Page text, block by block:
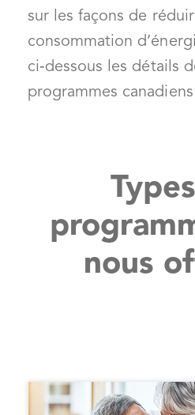
sur les façons de
consommation
ci‑dessous les détails
programmes
nous